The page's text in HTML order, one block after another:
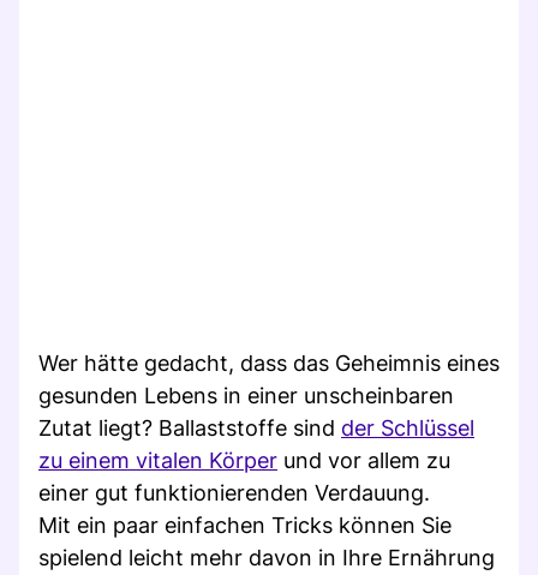
Wer hätte gedacht, dass das Geheimnis eines
gesunden Lebens in einer unscheinbaren
Zutat liegt? Ballaststoffe sind der Schlüssel
zu einem vitalen Körper und vor allem zu
einer gut funktionierenden Verdauung.
Mit ein paar einfachen Tricks können Sie
spielend leicht mehr davon in Ihre Ernährung